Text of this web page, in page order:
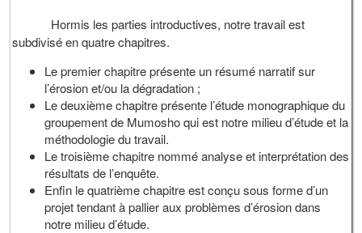
Hormis les parties introductives, notre travail est
subdivisé en quatre chapitres.
Le premier chapitre présente un résumé narratif sur
l’érosion et/ou la dégradation ;
Le deuxième chapitre présente l’étude monographique du
groupement de Mumosho qui est notre milieu d’étude et la
méthodologie du travail.
Le troisième chapitre nommé analyse et interprétation des
résultats de l’enquête.
Enfin le quatrième chapitre est conçu sous forme d’un
projet tendant à pallier aux problèmes d’érosion dans
notre milieu d’étude.